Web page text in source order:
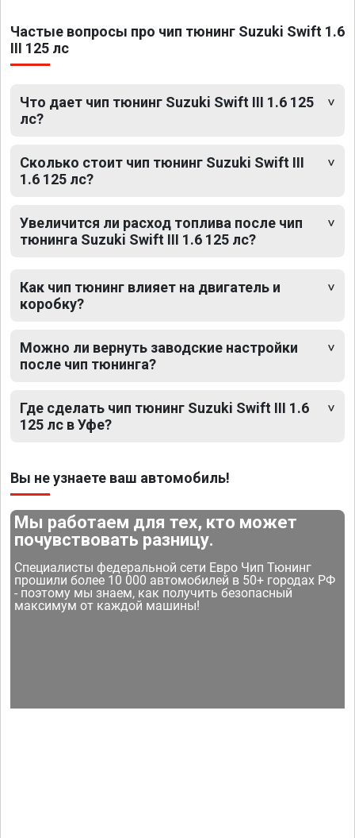
Частые вопросы про чип тюнинг Suzuki Swift 1.6
III 125 лс
Что дает чип тюнинг Suzuki Swift III 1.6 125
лс?
Сколько стоит чип тюнинг Suzuki Swift III
1.6 125 лс?
Увеличится ли расход топлива после чип
тюнинга Suzuki Swift III 1.6 125 лс?
Как чип тюнинг влияет на двигатель и
коробку?
Можно ли вернуть заводские настройки
после чип тюнинга?
Где сделать чип тюнинг Suzuki Swift III 1.6
125 лс в Уфе?
Вы не узнаете ваш автомобиль!
Мы работаем для тех, кто может
почувствовать разницу.
Специалисты федеральной сети Евро Чип Тюнинг
прошили более 10 000 автомобилей в 50+ городах РФ
- поэтому мы знаем, как получить безопасный
максимум от каждой машины!